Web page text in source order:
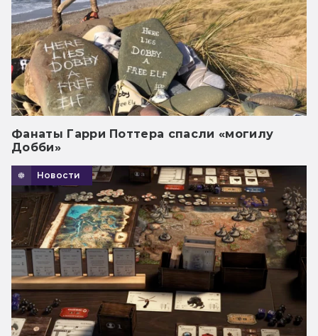
Фанаты Гарри Поттера спасли «могилу
Добби»
Новости